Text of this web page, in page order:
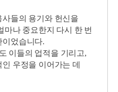
들의 용기와 헌신을
마나 중요한지 다시 한 번
이었습니다.
이들의 업적을 기리고,
우정을 이어가는 데